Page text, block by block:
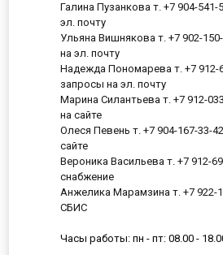
Галина Пузанкова т. +7 904-
эл. почту
Ульяна Вишнякова т. +7 902-
на эл. почту
Надежда Пономарева т. +7 912-
запросы на эл. почту
Марина Силантьева т. +7 912-
на сайте
Олеся Певень т. +7 904-167-33-
сайте
Вероника Васильева т. +7 912-
снабжение
Анжелика Марамзина т. +7 922-
СБИС
Часы работы: пн - пт: 08.00 -